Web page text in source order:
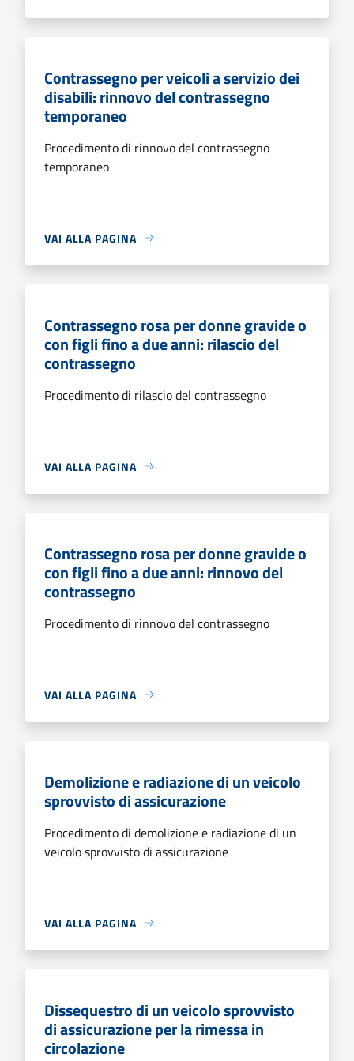
Contrassegno per veicoli a servizio dei
disabili: rinnovo del contrassegno
temporaneo
Procedimento di rinnovo del contrassegno
temporaneo
VAI ALLA PAGINA
Contrassegno rosa per donne gravide o
con figli fino a due anni: rilascio del
contrassegno
Procedimento di rilascio del contrassegno
VAI ALLA PAGINA
Contrassegno rosa per donne gravide o
con figli fino a due anni: rinnovo del
contrassegno
Procedimento di rinnovo del contrassegno
VAI ALLA PAGINA
Demolizione e radiazione di un veicolo
sprovvisto di assicurazione
Procedimento di demolizione e radiazione di un
veicolo sprovvisto di assicurazione
VAI ALLA PAGINA
Dissequestro di un veicolo sprovvisto
di assicurazione per la rimessa in
circolazione